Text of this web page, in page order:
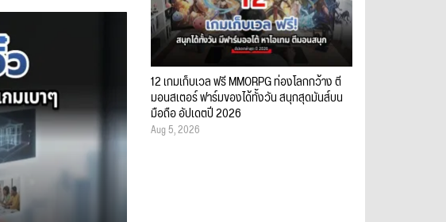
12 เกมเก็บเวล ฟรี MMORPG ท่องโลกกว้าง ตี
มอนสเตอร์ ฟาร์มของได้ทั้งวัน สนุกสุดมันส์บน
มือถือ อัปเดตปี 2026
Aug 5, 2026